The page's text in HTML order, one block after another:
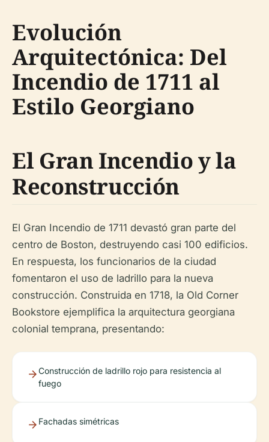
Evolución
Arquitectónica: Del
Incendio de 1711 al
Estilo Georgiano
El Gran Incendio y la
Reconstrucción
El Gran Incendio de 1711 devastó gran parte del
centro de Boston, destruyendo casi 100 edificios.
En respuesta, los funcionarios de la ciudad
fomentaron el uso de ladrillo para la nueva
construcción. Construida en 1718, la Old Corner
Bookstore ejemplifica la arquitectura georgiana
colonial temprana, presentando:
Construcción de ladrillo rojo para resistencia al
fuego
Fachadas simétricas